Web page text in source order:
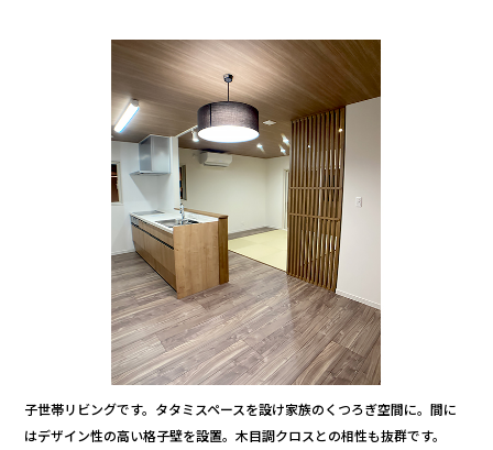
子世帯リビングです。タタミスペースを設け家族のくつろぎ空間に。間に
はデザイン性の高い格子壁を設置。木目調クロスとの相性も抜群です。